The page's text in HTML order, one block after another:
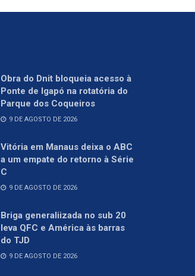
Obra do Dnit bloqueia acesso à
Ponte de Igapó na rotatória do
Parque dos Coqueiros
9 DE AGOSTO DE 2026
Vitória em Manaus deixa o ABC
a um empate do retorno à Série
C
9 DE AGOSTO DE 2026
Briga generaliizada no sub 20
leva QFC e América às barras
do TJD
9 DE AGOSTO DE 2026